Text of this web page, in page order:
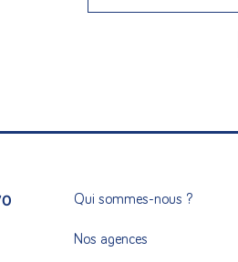
Qui sommes-nous ?
Nos agences